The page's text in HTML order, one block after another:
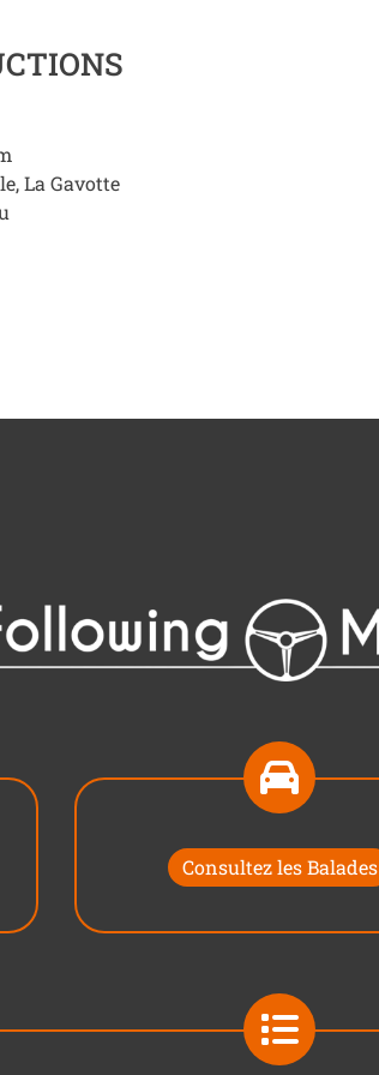
La Gavotte
Consultez les Balades